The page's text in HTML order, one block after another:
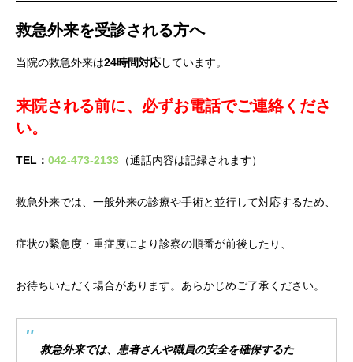
救急外来を受診される方へ
当院の救急外来は24時間対応しています。
来院される前に、必ずお電話でご連絡くださ
い。
TEL： 042-473-2133 （通話内容は記録されます）
救急外来では、一般外来の診療や手術と並行して対応するため、
症状の緊急度・重症度により診察の順番が前後したり、
お待ちいただく場合があります。あらかじめご了承ください。
救急外来では、患者さんや職員の安全を確保するた